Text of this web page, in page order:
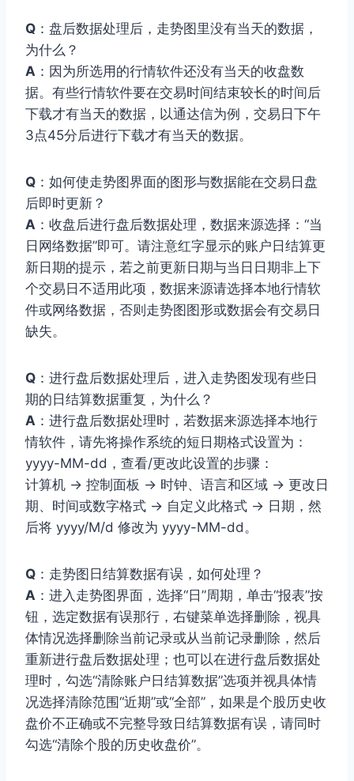
Q ：盘后数据处理后，走势图里没有当天的数据，
为什么？
A ：因为所选用的行情软件还没有当天的收盘数
据。有些行情软件要在交易时间结束较长的时间后
下载才有当天的数据，以通达信为例，交易日下午
3点45分后进行下载才有当天的数据。
Q ：如何使走势图界面的图形与数据能在交易日盘
后即时更新？
A ：收盘后进行盘后数据处理，数据来源选择：“当
日网络数据”即可。请注意红字显示的账户日结算更
新日期的提示，若之前更新日期与当日日期非上下
个交易日不适用此项，数据来源请选择本地行情软
件或网络数据，否则走势图图形或数据会有交易日
缺失。
Q ：进行盘后数据处理后，进入走势图发现有些日
期的日结算数据重复，为什么？
A ：进行盘后数据处理时，若数据来源选择本地行
情软件，请先将操作系统的短日期格式设置为：
yyyy-MM-dd，查看/更改此设置的步骤：
计算机 -> 控制面板 -> 时钟、语言和区域 -> 更改日
期、时间或数字格式 -> 自定义此格式 -> 日期，然
后将 yyyy/M/d 修改为 yyyy-MM-dd。
Q ：走势图日结算数据有误，如何处理？
A ：进入走势图界面，选择“日”周期，单击“报表”按
钮，选定数据有误那行，右键菜单选择删除，视具
体情况选择删除当前记录或从当前记录删除，然后
重新进行盘后数据处理；也可以在进行盘后数据处
理时，勾选“清除账户日结算数据”选项并视具体情
况选择清除范围“近期”或“全部”，如果是个股历史收
盘价不正确或不完整导致日结算数据有误，请同时
勾选“清除个股的历史收盘价”。